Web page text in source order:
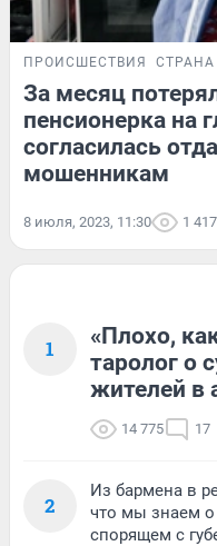
ПРОИСШЕСТВИЯ
За месяц
пенсионерка на
согласилась
мошенникам
8 июля, 2023, 11:30 1 417
1
«Плохо,
таролог о
жителей в
14 775 17
2
Из бармена в
что мы знаем о
спорящем с